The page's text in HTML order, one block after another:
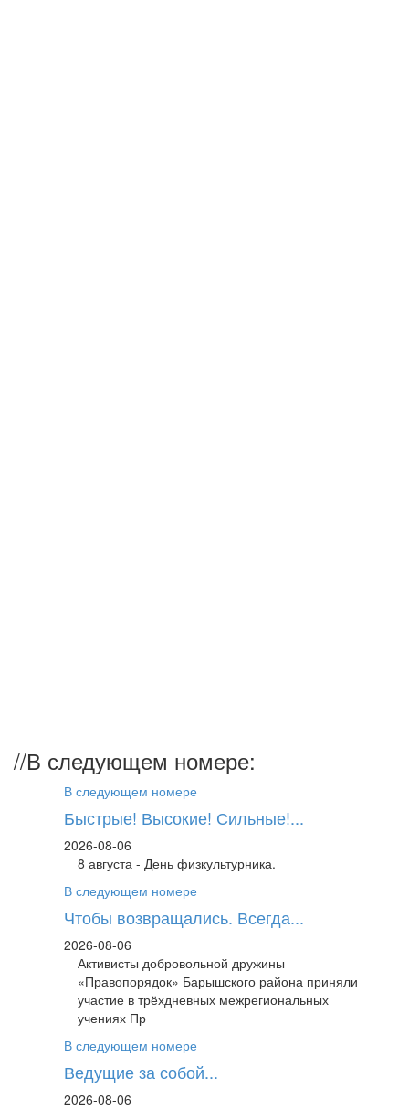
//В следующем номере:
В следующем номере
Быстрые! Высокие! Сильные!...
2026-08-06
8 августа - День физкультурника.
В следующем номере
Чтобы возвращались. Всегда...
2026-08-06
Активисты добровольной дружины
«Правопорядок» Барышского района приняли
участие в трёхдневных межрегиональных
учениях Пр
В следующем номере
Ведущие за собой...
2026-08-06